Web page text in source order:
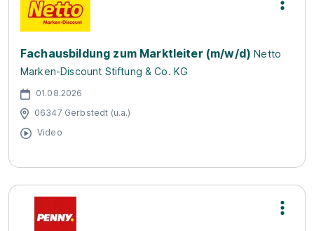
Fachausbildung zum Marktleiter (m/w/d) Netto
Marken-Discount Stiftung & Co. KG
01.08.2026
06347 Gerbstedt (u.a.)
Video